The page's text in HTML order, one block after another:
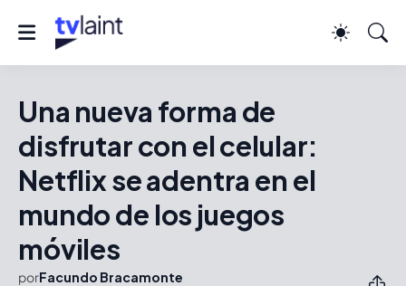
Una nueva forma de
disfrutar con el celular:
Netflix se adentra en el
mundo de los juegos
móviles
porFacundo Bracamonte